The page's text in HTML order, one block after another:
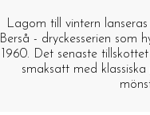
Lagom till vintern
Berså - dryckesserien som
1960. Det senaste
smaksatt med